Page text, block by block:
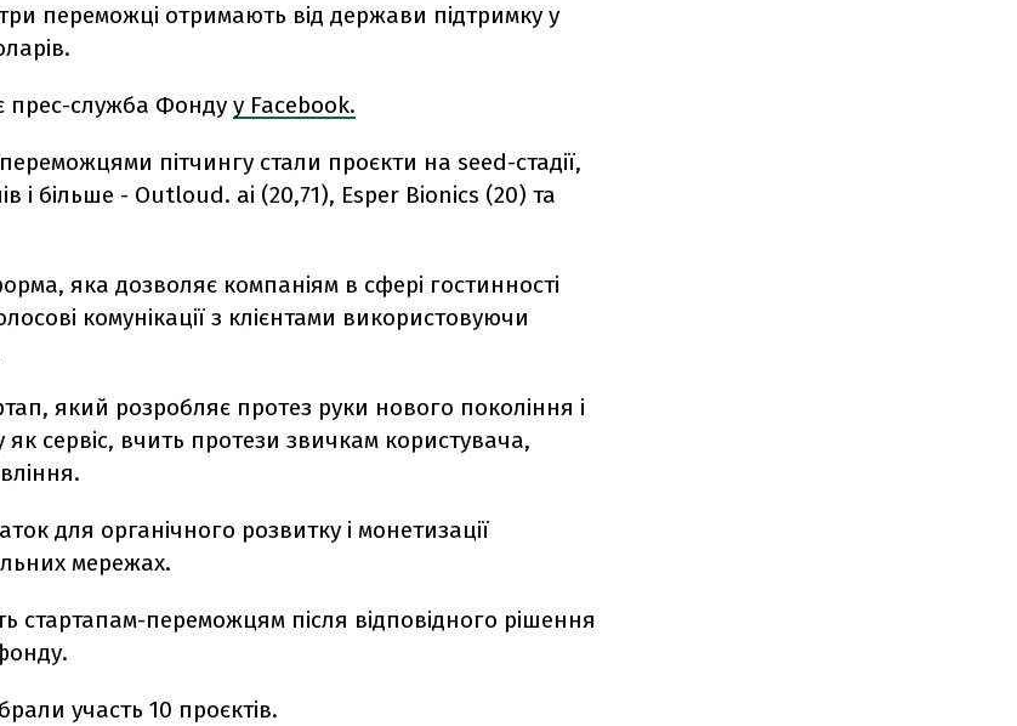
переможці отримають від держави підтримку у
прес-служба Фонду у Facebook.
пітчингу стали проєкти на seed-стадії,
і більше - Outloud. ai (20,71), Esper Bionics (20) та
яка дозволяє компаніям в сфері гостинності
комунікації з клієнтами використовуючи
який розробляє протез руки нового покоління і
сервіс, вчить протези звичкам користувача,
для органічного розвитку і монетизації
мережах.
стартапам-переможцям після відповідного рішення
участь 10 проєктів.